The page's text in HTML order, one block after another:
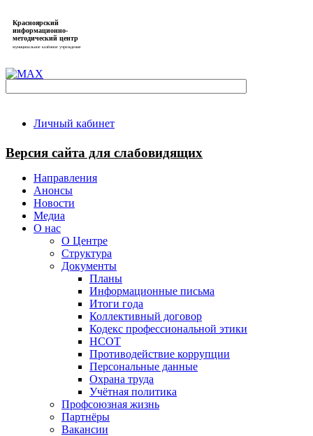
Красноярский
информационно-
методический центр
муниципальное казённое учреждение
Личный кабинет
Версия сайта для слабовидящих
Направления
Анонсы
Новости
Медиа
О нас
О Центре
Структура
Документы
Планы
Информационные письма
Итоги года
Коллективный договор
Кодекс профессиональной этики
НСОТ
Противодействие коррупции
Персональные данные
Охрана труда
Учётная политика
Профсоюзная жизнь
Партнёры
Вакансии